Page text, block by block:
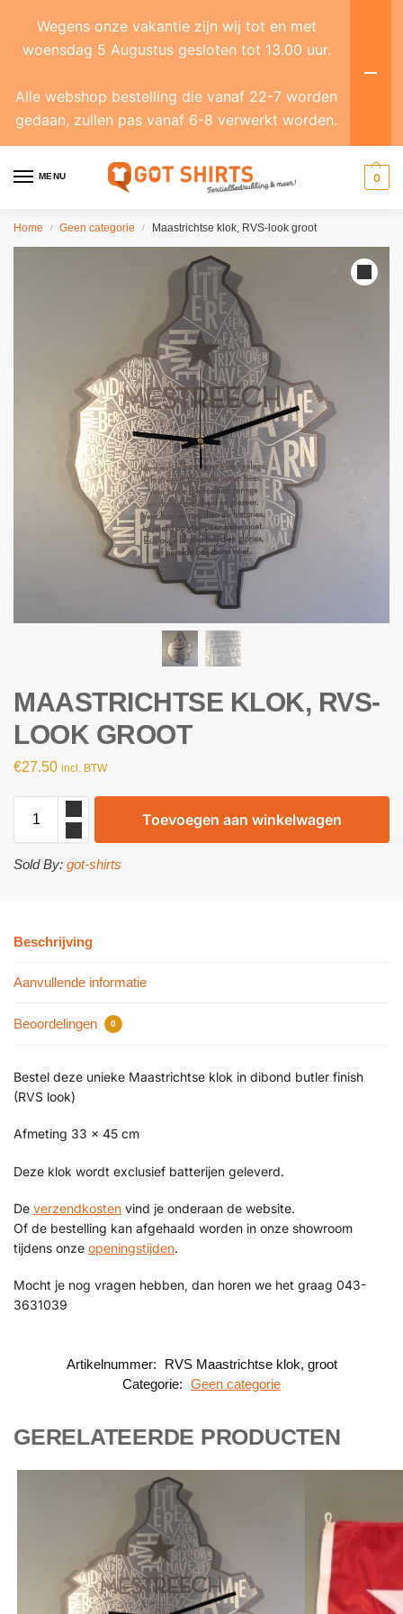
MENU 0
Home / Geen categorie / Maastrichtse klok, RVS-look groot
MAASTRICHTSE KLOK, RVS-
LOOK GROOT
€27.50 incl. BTW
Toevoegen aan winkelwagen
Sold By: got-shirts
Beschrijving
Aanvullende informatie
Beoordelingen 0
Bestel deze unieke Maastrichtse klok in dibond butler finish
(RVS look)
Afmeting 33 x 45 cm
Deze klok wordt exclusief batterijen geleverd.
De verzendkosten vind je onderaan de website.
Of de bestelling kan afgehaald worden in onze showroom
tijdens onze openingstijden.
Mocht je nog vragen hebben, dan horen we het graag 043-
3631039
Artikelnummer:
RVS Maastrichtse klok, groot
Categorie: Geen categorie
GERELATEERDE PRODUCTEN
Wegens onze vakantie zijn wij tot en met
woensdag 5 Augustus gesloten tot 13.00 uur.
Alle webshop bestelling die vanaf 22-7 worden
gedaan, zullen pas vanaf 6-8 verwerkt worden.